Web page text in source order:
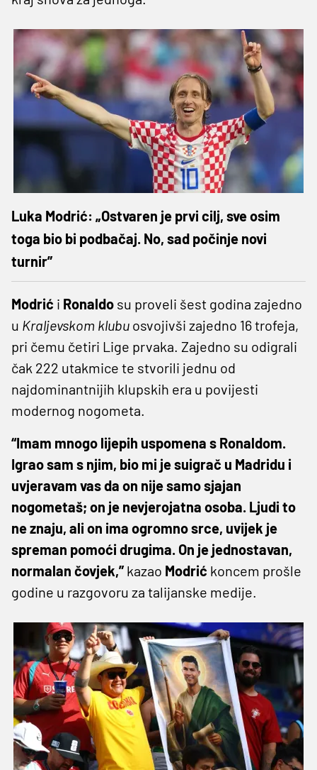
Luka Modrić: „Ostvaren je prvi cilj, sve osim
toga bio bi podbačaj. No, sad počinje novi
turnir”
Modrić i Ronaldo su proveli šest godina zajedno
u Kraljevskom klubu osvojivši zajedno 16 trofeja,
pri čemu četiri Lige prvaka. Zajedno su odigrali
čak 222 utakmice te stvorili jednu od
najdominantnijih klupskih era u povijesti
modernog nogometa.
“Imam mnogo lijepih uspomena s Ronaldom.
Igrao sam s njim, bio mi je suigrač u Madridu i
uvjeravam vas da on nije samo sjajan
nogometaš; on je nevjerojatna osoba. Ljudi to
ne znaju, ali on ima ogromno srce, uvijek je
spreman pomoći drugima. On je jednostavan,
normalan čovjek,” kazao Modrić koncem prošle
godine u razgovoru za talijanske medije.